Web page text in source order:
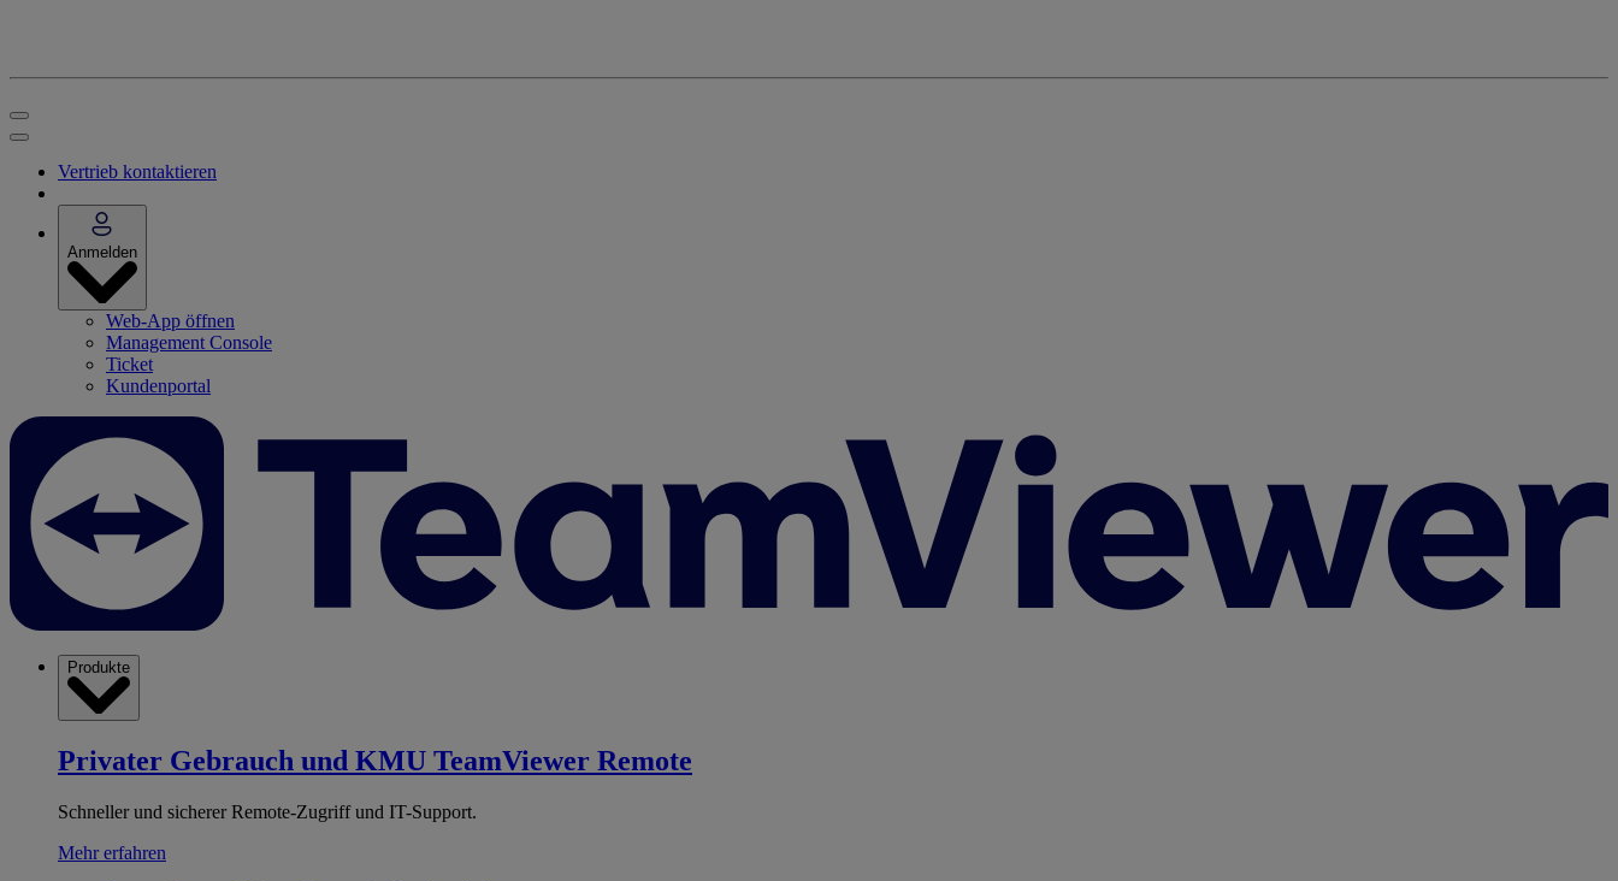
Vertrieb kontaktieren
Anmelden
Web-App öffnen
Management Console
Ticket
Kundenportal
Produkte
Privater Gebrauch und KMU TeamViewer Remote
Schneller und sicherer Remote-Zugriff und IT-Support.
Mehr erfahren